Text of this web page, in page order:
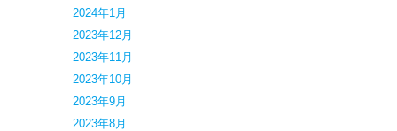
2024年1月
2023年12月
2023年11月
2023年10月
2023年9月
2023年8月